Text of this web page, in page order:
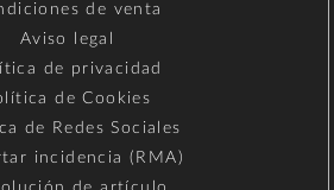
de venta
Aviso legal
de privacidad
de Cookies
de Redes Sociales
incidencia (RMA)